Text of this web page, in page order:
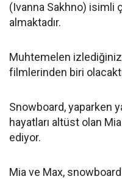
(Ivanna Sakhno) isimli
almaktadır.
Muhtemelen
filmlerinden biri
Snowboard, yaparken
hayatları altüst olan
ediyor.
Mia ve Max,